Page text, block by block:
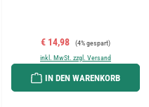
Verkaufspreis:
€ 14,98 Regulärer Preis:
(4% gespart)
inkl. MwSt. zzgl. Versand
IN DEN WARENKORB